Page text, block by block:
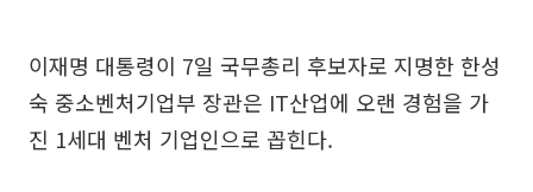
이재명 대통령이 7일 국무총리 후보자로 지명한 한성
숙 중소벤처기업부 장관은 IT산업에 오랜 경험을 가
진 1세대 벤처 기업인으로 꼽힌다.